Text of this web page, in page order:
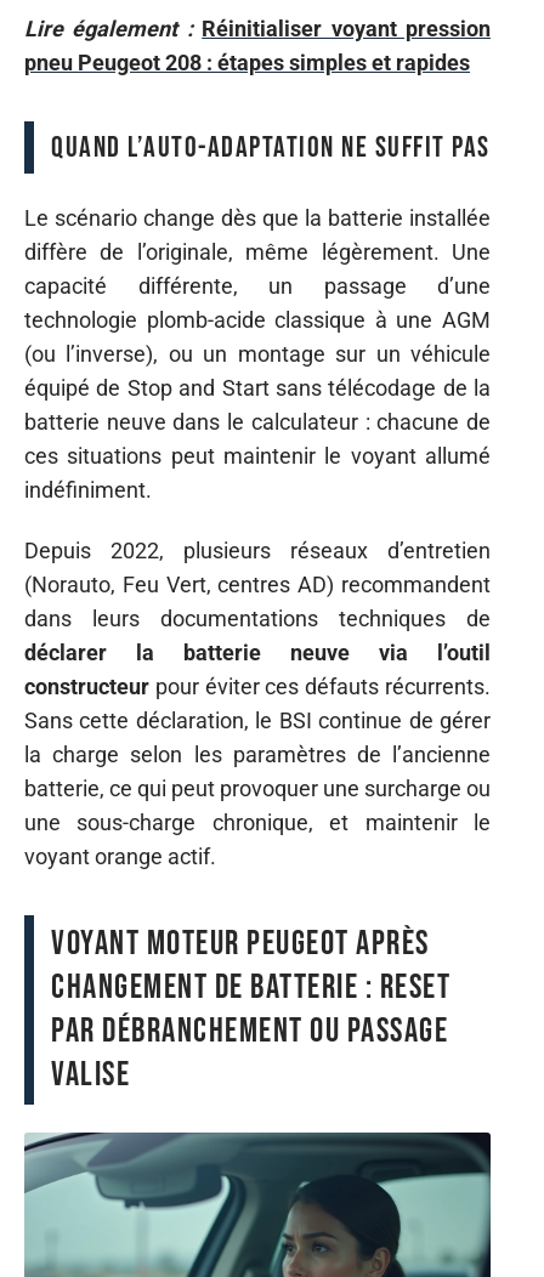
Lire également : Réinitialiser voyant pression
pneu Peugeot 208 : étapes simples et rapides
Quand l’auto-adaptation ne suffit pas
Le scénario change dès que la batterie installée
diffère de l’originale, même légèrement. Une
capacité différente, un passage d’une
technologie plomb-acide classique à une AGM
(ou l’inverse), ou un montage sur un véhicule
équipé de Stop and Start sans télécodage de la
batterie neuve dans le calculateur : chacune de
ces situations peut maintenir le voyant allumé
indéfiniment.
Depuis 2022, plusieurs réseaux d’entretien
(Norauto, Feu Vert, centres AD) recommandent
dans leurs documentations techniques de
déclarer la batterie neuve via l’outil
constructeur pour éviter ces défauts récurrents.
Sans cette déclaration, le BSI continue de gérer
la charge selon les paramètres de l’ancienne
batterie, ce qui peut provoquer une surcharge ou
une sous-charge chronique, et maintenir le
voyant orange actif.
Voyant moteur Peugeot après
changement de batterie : reset
par débranchement ou passage
valise